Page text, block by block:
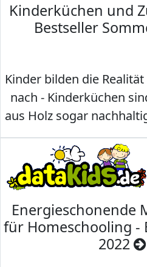
Kinderküchen und
Bestseller
Kinder bilden die
nach - Kinderküchen
aus Holz sogar
Energieschonende
für Homeschooling -
2022